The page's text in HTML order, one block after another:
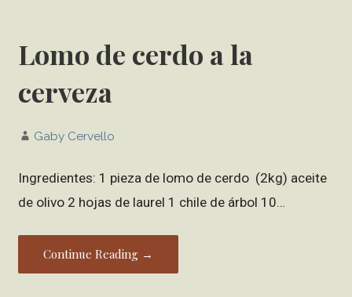
Lomo de cerdo a la
cerveza
Gaby Cervello
Ingredientes: 1 pieza de lomo de cerdo (2kg) aceite
de olivo 2 hojas de laurel 1 chile de árbol 10…
Continue Reading →